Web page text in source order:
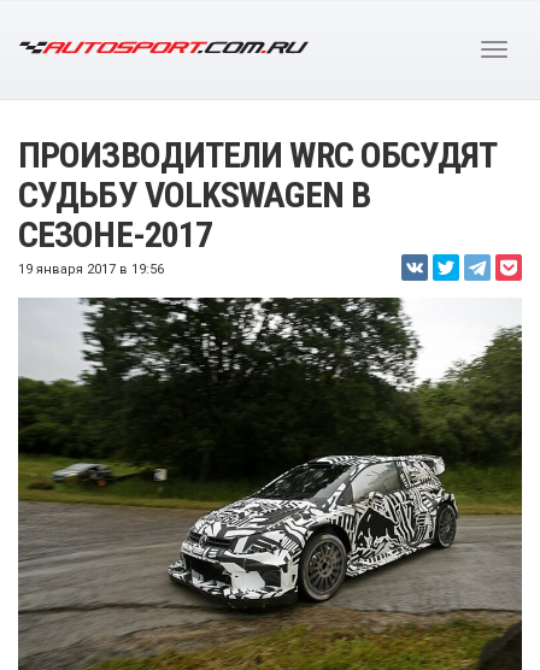
ПРОИЗВОДИТЕЛИ WRC ОБСУДЯТ
СУДЬБУ VOLKSWAGEN В
СЕЗОНЕ-2017
19 января 2017 в 19:56